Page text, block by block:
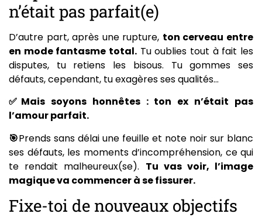
n’était pas parfait(e)
D’autre part, après une rupture, ton cerveau entre
en mode fantasme total. Tu oublies tout à fait les
disputes, tu retiens les bisous. Tu gommes ses
défauts, cependant, tu exagères ses qualités…
✅Mais soyons honnêtes : ton ex n’était pas
l’amour parfait.
🎯Prends sans délai une feuille et note noir sur blanc
ses défauts, les moments d’incompréhension, ce qui
te rendait malheureux(se). Tu vas voir, l’image
magique va commencer à se fissurer.
Fixe-toi de nouveaux objectifs